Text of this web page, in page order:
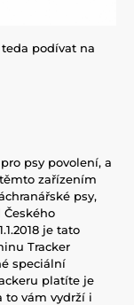
podívat na
psy povolení, a
zařízením
psy,
je tato
Tracker
speciální
platíte je
to vám vydrží i